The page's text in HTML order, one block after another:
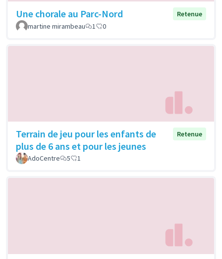
Une chorale au Parc-Nord
Retenue
martine mirambeau
1 0
Terrain de jeu pour les enfants de
plus de 6 ans et pour les jeunes
Retenue
AdoCentre 5 1